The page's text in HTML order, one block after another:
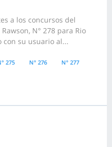
a los concursos del
N° 278 para Rio
con su usuario al...
275 N° 276 N° 277